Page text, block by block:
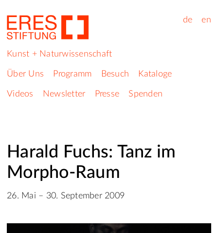
de en
Kunst + Naturwissenschaft
Über Uns Programm Besuch Kataloge
Videos Newsletter Presse Spenden
Harald Fuchs: Tanz im
Morpho-Raum
26. Mai – 30. September 2009